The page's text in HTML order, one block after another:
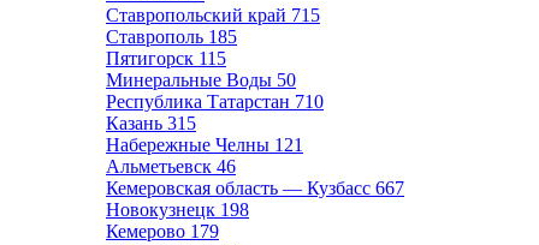
Ставропольский край 715
Ставрополь 185
Пятигорск 115
Минеральные Воды 50
Республика Татарстан 710
Казань 315
Набережные Челны 121
Альметьевск 46
Кемеровская область — Кузбасс 667
Новокузнецк 198
Кемерово 179